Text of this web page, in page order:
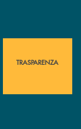
di Banca
immediata?
TRASPARENZA